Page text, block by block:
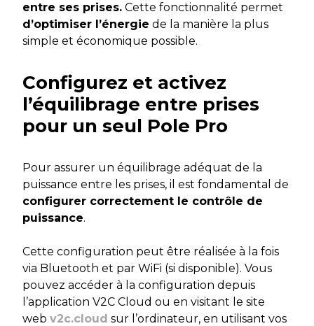
entre ses prises. Cette fonctionnalité permet
d’optimiser l’énergie de la manière la plus
simple et économique possible.
Configurez et activez
l’équilibrage entre prises
pour un seul Pole Pro
Pour assurer un équilibrage adéquat de la
puissance entre les prises, il est fondamental de
configurer correctement le contrôle de
puissance.
Cette configuration peut être réalisée à la fois
via Bluetooth et par WiFi (si disponible). Vous
pouvez accéder à la configuration depuis
l’application V2C Cloud ou en visitant le site
web v2c.cloud sur l’ordinateur, en utilisant vos